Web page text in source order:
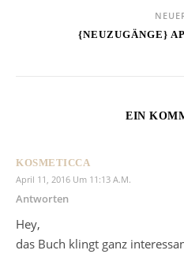
{NEUZUGÄNGE}
EIN
KOSMETICCA
April 11, 2016 Um 11:13 A.m.
Antworten
Hey,
das Buch klingt ganz